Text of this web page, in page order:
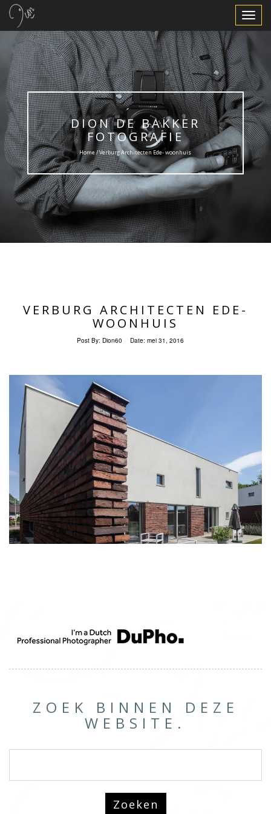
Toggle
DION DE BAKKER
FOTOGRAFIE
Home / Verburg Architecten Ede- woonhuis
VERBURG ARCHITECTEN EDE-
WOONHUIS
Post By: Dion60 Date: mei 31, 2016
ZOEK BINNEN DEZE
WEBSITE.